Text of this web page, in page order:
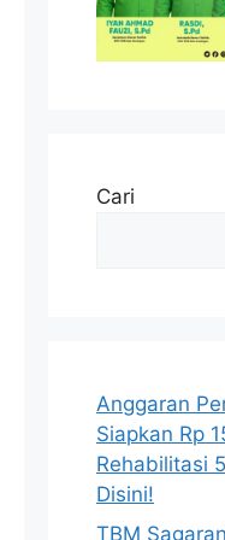
Cari
Anggaran
Siapkan Rp
Rehabilitasi
Disini!
TBM